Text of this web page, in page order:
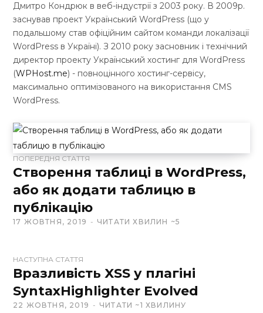
Дмитро Кондрюк в веб-індустрії з 2003 року. В 2009р.
заснував проект Український WordPress (що у
подальшому став офіційним сайтом команди локалізації
WordPress в Україні). З 2010 року засновник і технічний
директор проекту Український хостинг для WordPress
(WPHost.me) - повноцінного хостинг-сервісу,
максимально оптимізованого на використання CMS
WordPress.
W
e
b
s
i
t
e
ПОПЕРЕДНЯ СТАТТЯ
Створення таблиці в WordPress,
або як додати таблицю в
публікацію
17 ЖОВТНЯ, 2019 ЧИТАТИ ХВИЛИН ~5
НАСТУПНА СТАТТЯ
Вразливість XSS у плагіні
SyntaxHighlighter Evolved
22 ЖОВТНЯ, 2019 ЧИТАТИ ~1 ХВИЛИНУ